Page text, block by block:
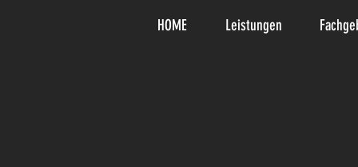
HOME Leistungen